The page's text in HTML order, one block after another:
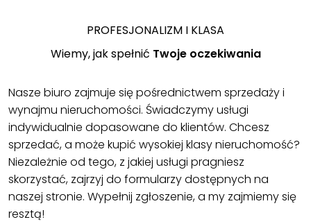
PROFESJONALIZM I KLASA
Wiemy, jak spełnić Twoje oczekiwania
Nasze biuro zajmuje się pośrednictwem sprzedaży i
wynajmu nieruchomości. Świadczymy usługi
indywidualnie dopasowane do klientów. Chcesz
sprzedać, a może kupić wysokiej klasy nieruchomość?
Niezależnie od tego, z jakiej usługi pragniesz
skorzystać, zajrzyj do formularzy dostępnych na
naszej stronie. Wypełnij zgłoszenie, a my zajmiemy się
resztą!